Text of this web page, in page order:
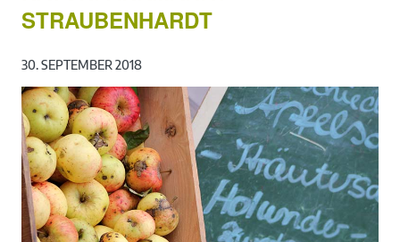
STRAUBENHARDT
30. SEPTEMBER 2018